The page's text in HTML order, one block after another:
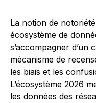
La notion de
écosystème de
s’accompagner d’un
mécanisme de
les biais et les
L’écosystème 2026
les données des